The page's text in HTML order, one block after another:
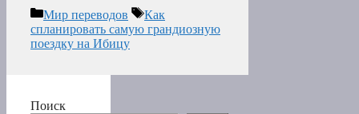
Рубрики
Мир переводов Метки
Как
спланировать самую грандиозную
поездку на Ибицу
Поиск